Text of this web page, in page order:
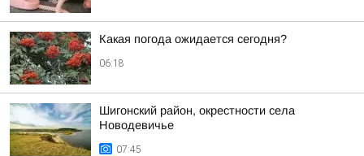
Какая погода ожидается сегодня?
06:18
Шигонский район, окрестности села
Новодевичье
07:45